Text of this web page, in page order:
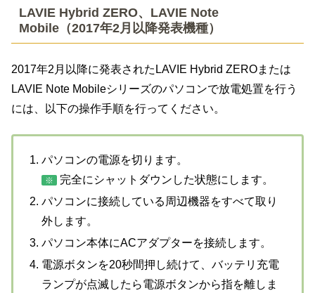
LAVIE Hybrid ZERO、LAVIE Note
Mobile（2017年2月以降発表機種）
2017年2月以降に発表されたLAVIE Hybrid ZEROまたは
LAVIE Note Mobileシリーズのパソコンで放電処置を行う
には、以下の操作手順を行ってください。
パソコンの電源を切ります。
※ 完全にシャットダウンした状態にします。
パソコンに接続している周辺機器をすべて取り
外します。
パソコン本体にACアダプターを接続します。
電源ボタンを20秒間押し続けて、バッテリ充電
ランプが点滅したら電源ボタンから指を離しま